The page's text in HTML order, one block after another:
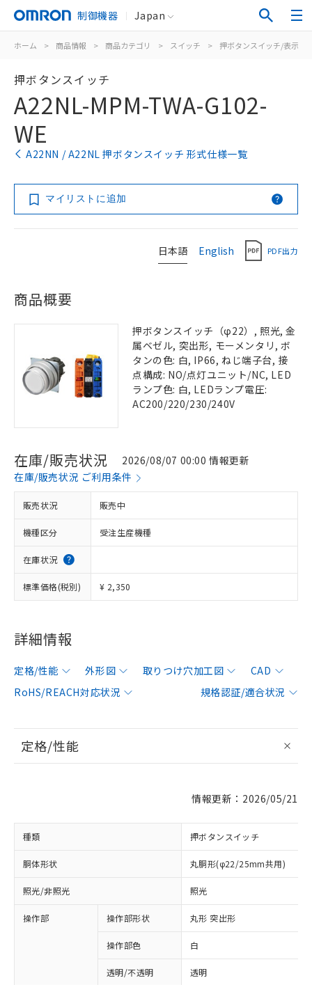
制御機器 Japan
ホーム > 商品情報 > 商品カテゴリ > スイッチ > 押ボタンスイッチ/表示灯
押ボタンスイッチ
A22NL-MPM-TWA-G102-
WE
A22NN / A22NL 押ボタンスイッチ 形式仕様一覧
マイリストに追加
日本語 English PDF出力
商品概要
押ボタンスイッチ（φ22）, 照光, 金
属ベゼル, 突出形, モーメンタリ, ボ
タンの色: 白, IP66, ねじ端子台, 接
点構成: NO/点灯ユニット/NC, LED
ランプ色: 白, LEDランプ電圧:
AC200/220/230/240V
在庫/販売状況
2026/08/07 00:00 情報更新
在庫/販売状況 ご利用条件
販売状況 販売中
機種区分 受注生産機種
在庫状況
標準価格(税別) ¥ 2,350
詳細情報
定格/性能 外形図 取りつけ穴加工図
CAD
RoHS/REACH対応状況
規格認証/適合状況
定格/性能
情報更新：2026/05/21
種類 押ボタンスイッチ
胴体形状 丸胴形(φ22/25mm共用)
照光/非照光 照光
操作部 操作部形状 丸形 突出形
操作部色 白
透明/不透明 透明